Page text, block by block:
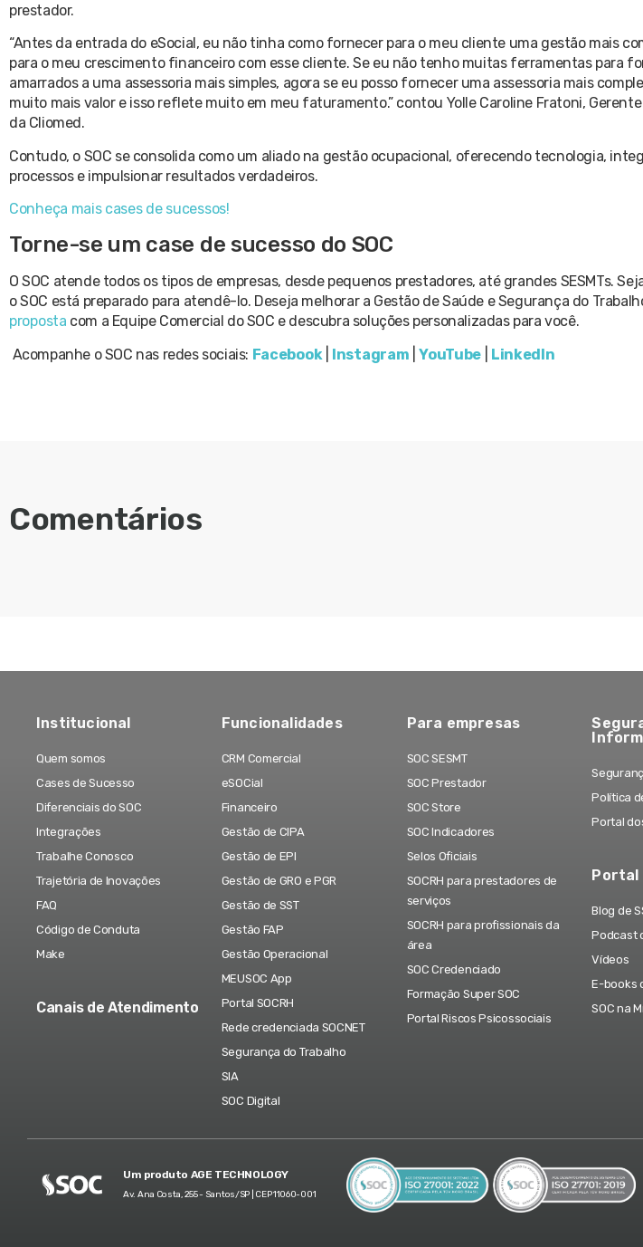
prestador.
“Antes da entrada do eSocial, eu não tinha como fornecer para o meu cliente uma gestão mais
para o meu crescimento financeiro com esse cliente. Se eu não tenho muitas ferramentas para
amarrados a uma assessoria mais simples, agora se eu posso fornecer uma assessoria mais
muito mais valor e isso reflete muito em meu faturamento.” contou Yolle Caroline Fratoni,
da Cliomed.
Contudo, o SOC se consolida como um aliado na gestão ocupacional, oferecendo tecnologia,
processos e impulsionar resultados verdadeiros.
Conheça mais cases de sucessos!
Torne-se um case de sucesso do SOC
O SOC atende todos os tipos de empresas, desde pequenos prestadores, até grandes SESMTs.
o SOC está preparado para atendê-lo. Deseja melhorar a Gestão de Saúde e Segurança do
proposta com a Equipe Comercial do SOC e descubra soluções personalizadas para você.
Acompanhe o SOC nas redes sociais: Facebook| Instagram |YouTube LinkedIn
Comentários
Institucional
Quem somos
Cases de Sucesso
Diferenciais do SOC
Integrações
Trabalhe Conosco
Trajetória de Inovações
FAQ
Código de Conduta
Make
Canais de Atendimento
Funcionalidades
CRM Comercial
eSOCial
Financeiro
Gestão de CIPA
Gestão de EPI
Gestão de GRO e PGR
Gestão de SST
Gestão FAP
Gestão Operacional
MEUSOC App
Portal SOCRH
Rede credenciada SOCNET
Segurança do Trabalho
SIA
SOC Digital
Para empresas
SOC SESMT
SOC Prestador
SOC Store
SOC Indicadores
Selos Oficiais
SOCRH para prestadores de
serviços
SOCRH para profissionais da
área
SOC Credenciado
Formação Super SOC
Portal Riscos Psicossociais
Política
Portal
Portal
Blog de
Podcast
Vídeos
E-books
SOC na
Um produto AGE TECHNOLOGY
Av. Ana Costa, 255 - Santos/SP | CEP 11060-001